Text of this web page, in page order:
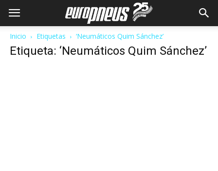
Inicio Etiquetas ‘Neumáticos Quim Sánchez’
Etiqueta: ‘Neumáticos Quim Sánchez’